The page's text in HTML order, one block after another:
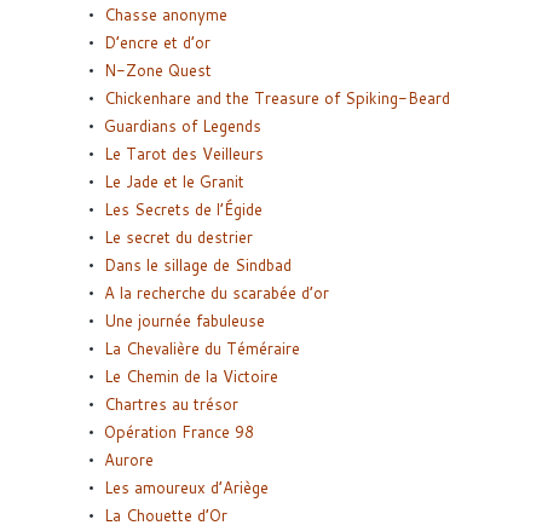
Chasse anonyme
D’encre et d’or
N-Zone Quest
Chickenhare and the Treasure of Spiking-Beard
Guardians of Legends
Le Tarot des Veilleurs
Le Jade et le Granit
Les Secrets de l’Égide
Le secret du destrier
Dans le sillage de Sindbad
A la recherche du scarabée d’or
Une journée fabuleuse
La Chevalière du Téméraire
Le Chemin de la Victoire
Chartres au trésor
Opération France 98
Aurore
Les amoureux d’Ariège
La Chouette d’Or